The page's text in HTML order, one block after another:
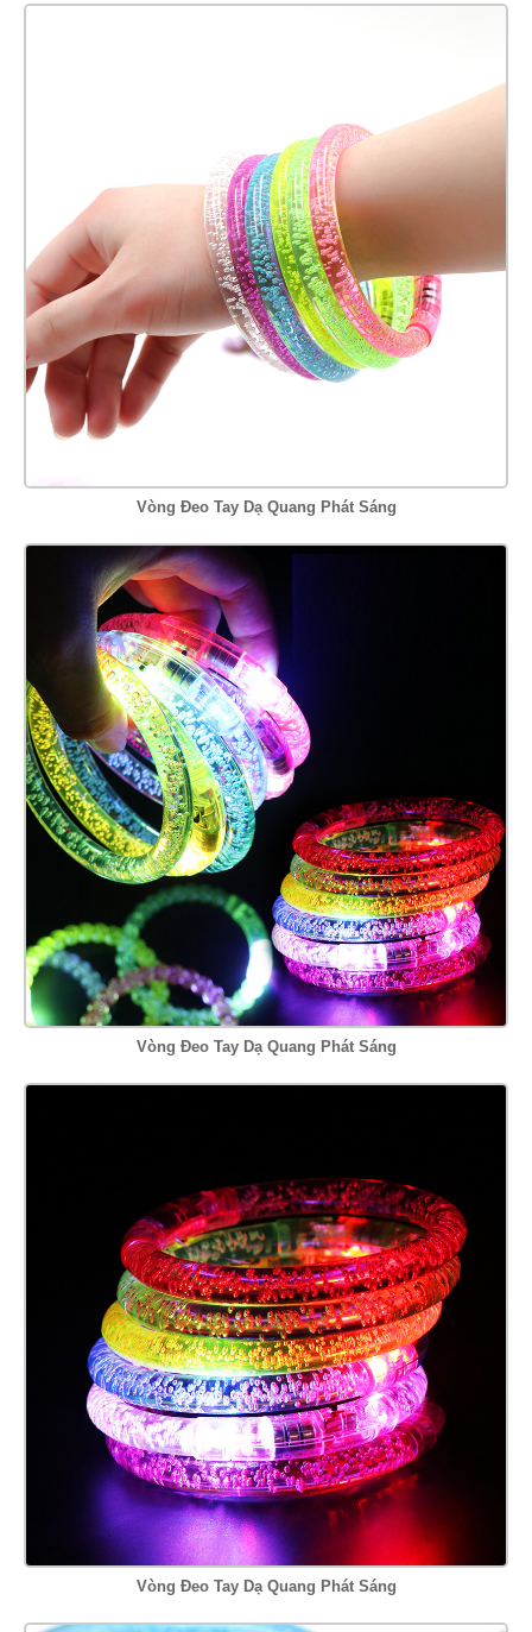
Vòng Đeo Tay Dạ Quang Phát Sáng
Vòng Đeo Tay Dạ Quang Phát Sáng
Vòng Đeo Tay Dạ Quang Phát Sáng